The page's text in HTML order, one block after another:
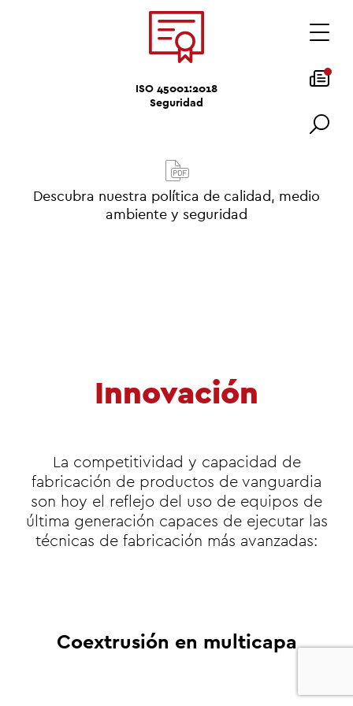
ISO 45001:2018
Seguridad
Descubra nuestra política de calidad, medio
ambiente y seguridad
Innovación
La competitividad y capacidad de
fabricación de productos de vanguardia
son hoy el reflejo del uso de equipos de
última generación capaces de ejecutar las
técnicas de fabricación más avanzadas:
Coextrusión en multicapa